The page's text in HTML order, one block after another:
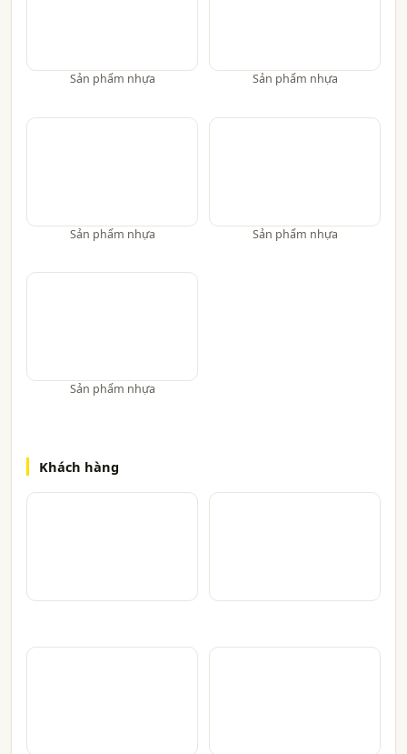
Sản phẩm nhựa Sản phẩm nhựa
Sản phẩm nhựa Sản phẩm nhựa
Sản phẩm nhựa
Khách hàng